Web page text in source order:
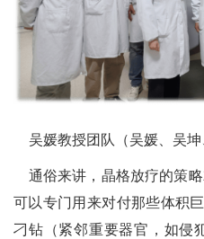
吴媛教授团队（吴媛、吴坤
通俗来讲，晶格放疗的策略
可以专门用来对付那些体积
刁钻（紧邻重要器官，如侵